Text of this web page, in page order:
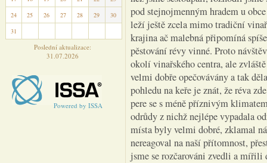
24
25 26 27 28 29
30
31
Poslední aktualizace:
31.07.2026
Powered by ISSA
pod stejnojmenným hradem u
leží ještě zcela mimo tradiční
krajina ač malebná připomíná
pěstování révy vinné. Proto
okolí vinařského centra, ale
velmi dobře opečovávány a tak
pohledu na keře je znát, že réva
pere se s méně příznivým
odrůdy z nichž nejlépe vypadala
místa byly velmi dobré, zklamal
nereagoval na naší přítomnost,
jsme se rozčarováni zvedli a